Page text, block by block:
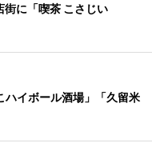
に「喫茶 こさじい
ハイボール酒場」「久留米